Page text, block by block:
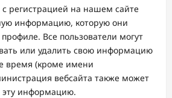
с регистрацией на нашем сайте
информацию, которую они
Все пользователи могут
или удалить свою информацию
время (кроме имени
вебсайта также может
эту информацию.